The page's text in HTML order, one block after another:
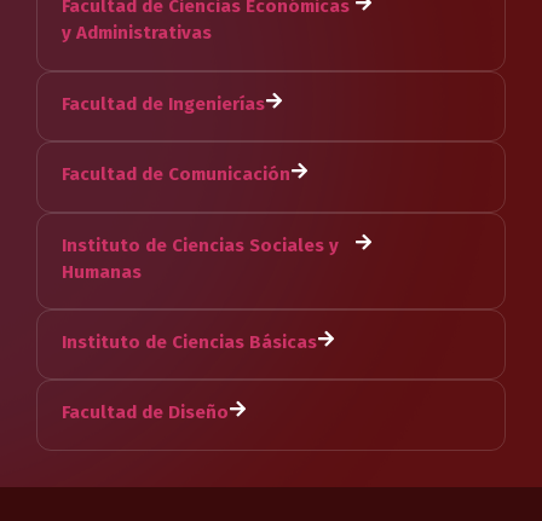
Facultad de Ciencias Económicas
y Administrativas
Facultad de Ingenierías
Facultad de Comunicación
Instituto de Ciencias Sociales y
Humanas
Instituto de Ciencias Básicas
Facultad de Diseño